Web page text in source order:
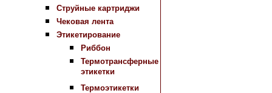
Струйные картриджи
Чековая лента
Этикетирование
Риббон
Термотрансферные
этикетки
Термоэтикетки